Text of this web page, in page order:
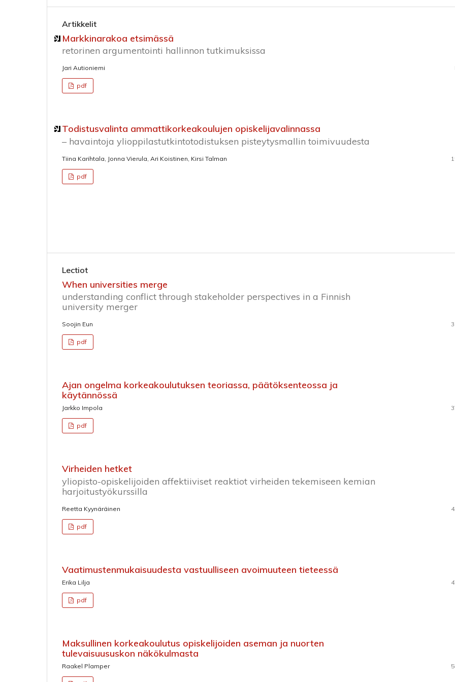
Artikkelit
Markkinarakoa etsimässä
retorinen argumentointi hallinnon tutkimuksissa
Jari Autioniemi
pdf
Todistusvalinta ammattikorkeakoulujen opiskelijavalinnassa
– havaintoja ylioppilastutkintotodistuksen pisteytysmallin toimivuudesta
Tiina Karihtala, Jonna Vierula, Ari Koistinen, Kirsi Talman
pdf
Lectiot
When universities merge
understanding conflict through stakeholder perspectives in a Finnish
university merger
Soojin Eun
pdf
Ajan ongelma korkeakoulutuksen teoriassa, päätöksenteossa ja
käytännössä
Jarkko Impola
pdf
Virheiden hetket
yliopisto-opiskelijoiden affektiiviset reaktiot virheiden tekemiseen kemian
harjoitustyökurssilla
Reetta Kyynäräinen
pdf
Vaatimustenmukaisuudesta vastuulliseen avoimuuteen tieteessä
Erika Lilja
pdf
Maksullinen korkeakoulutus opiskelijoiden aseman ja nuorten
tulevaisuususkon näkökulmasta
Raakel Plamper